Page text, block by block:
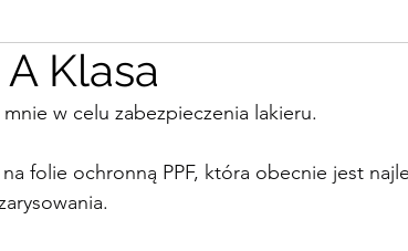
Klasa
w celu zabezpieczenia lakieru.
folie ochronną PPF, która obecnie jest